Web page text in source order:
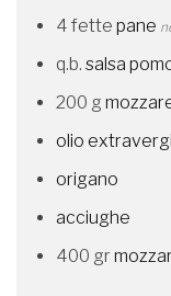
4 fette pane
q.b. salsa
200 g
olio
origano
acciughe
400 gr